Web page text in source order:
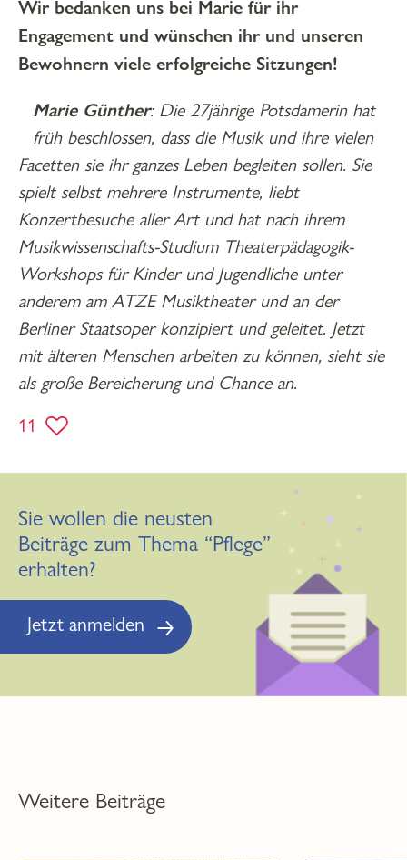
Wir bedanken uns bei Marie für ihr
Engagement und wünschen ihr und unseren
Bewohnern viele erfolgreiche Sitzungen!
Marie Günther: Die 27jährige Potsdamerin hat
früh beschlossen, dass die Musik und ihre vielen
Facetten sie ihr ganzes Leben begleiten sollen. Sie
spielt selbst mehrere Instrumente, liebt
Konzertbesuche aller Art und hat nach ihrem
Musikwissenschafts-Studium Theaterpädagogik-
Workshops für Kinder und Jugendliche unter
anderem am ATZE Musiktheater und an der
Berliner Staatsoper konzipiert und geleitet. Jetzt
mit älteren Menschen arbeiten zu können, sieht sie
als große Bereicherung und Chance an.
11
Sie wollen die neusten
Beiträge zum Thema “Pflege”
erhalten?
Jetzt anmelden
Weitere Beiträge